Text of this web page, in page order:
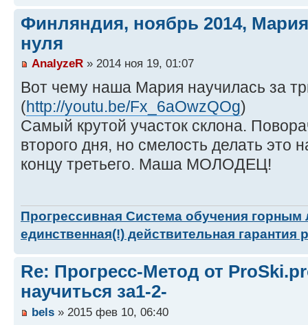
Финляндия, ноябрь 2014,
нуля
AnalyzeR » 2014 ноя 19, 01:07
Вот чему наша Мария научилась за
(http://youtu.be/Fx_6aOwzQOg)
Самый крутой участок склона.
второго дня, но смелость делать это
концу третьего. Маша МОЛОДЕЦ!
Прогрессивная Система обучения
единственная(!) действительная гарантия
Re: Прогресс-Метод от
научиться за1-2-
bels » 2015 фев 10, 06:40